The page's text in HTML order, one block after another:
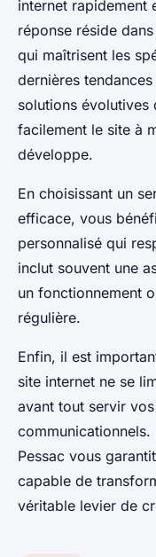
internet rapidement
réponse réside
qui maîtrisent les
dernières
solutions évolutives
facilement le site à
développe.
En choisissant un
efficace, vous
personnalisé qui
inclut souvent une
un fonctionnement
régulière.
Enfin, il est
site internet ne se
avant tout servir
Pessac vous
capable de
véritable levier de